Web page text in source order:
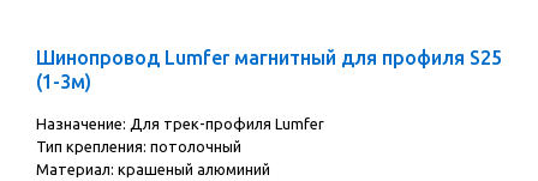
Шинопровод Lumfer магнитный для профиля S25
(1-3м)
Назначение: Для трек-профиля Lumfer
Тип крепления: потолочный
Материал: крашеный алюминий